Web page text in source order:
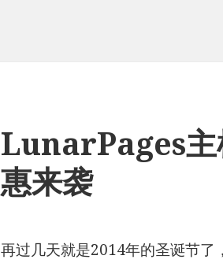
LunarPages主
惠来袭
再过几天就是2014年的圣诞节了